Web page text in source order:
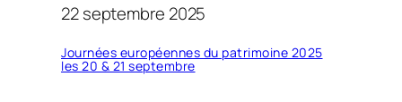
22 septembre 2025
Journées européennes du patrimoine 2025
les 20 & 21 septembre